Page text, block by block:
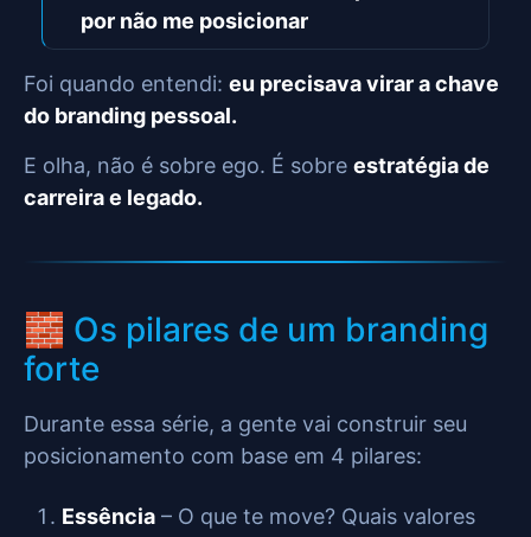
por não me posicionar
Foi quando entendi: eu precisava virar a chave
do branding pessoal.
E olha, não é sobre ego. É sobre estratégia de
carreira e legado.
🧱 Os pilares de um branding
forte
Durante essa série, a gente vai construir seu
posicionamento com base em 4 pilares:
Essência – O que te move? Quais valores